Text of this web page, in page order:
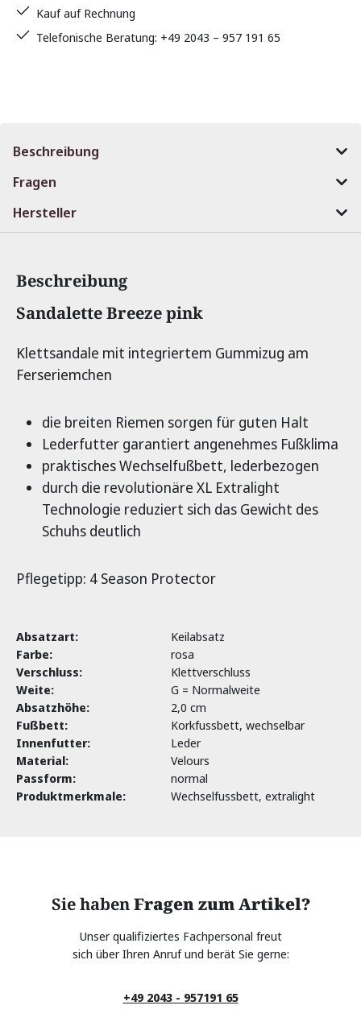
Kauf auf Rechnung
Telefonische Beratung: +49 2043 – 957 191 65
Beschreibung
Fragen
Hersteller
Beschreibung
Produktinformationen
Sandalette Breeze pink
Klettsandale mit integriertem Gummizug am
Ferseriemchen
die breiten Riemen sorgen für guten Halt
Lederfutter garantiert angenehmes Fußklima
praktisches Wechselfußbett, lederbezogen
durch die revolutionäre XL Extralight
Technologie reduziert sich das Gewicht des
Schuhs deutlich
Pflegetipp: 4 Season Protector
Absatzart:
Keilabsatz
Farbe:
rosa
Verschluss:
Klettverschluss
Weite:
G = Normalweite
Absatzhöhe:
2,0 cm
Fußbett:
Korkfussbett, wechselbar
Innenfutter:
Leder
Material:
Velours
Passform:
normal
Produktmerkmale:
Wechselfussbett, extralight
Sie habenFragen zum Artikel?
Unser qualifiziertes Fachpersonal freut
sich über Ihren Anruf und berät Sie gerne:
+49 2043 - 957191 65